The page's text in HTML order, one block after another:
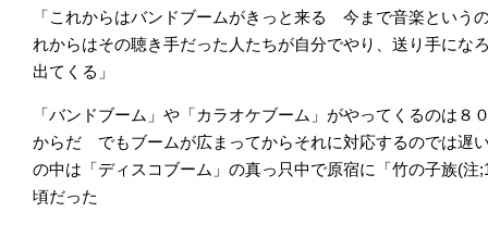
「これからはバンドブームがきっと来る 今まで音楽という
れからはその聴き手だった人たちが自分でやり、送り手にな
出てくる」
「バンドブーム」や「カラオケブーム」がやってくるのは８
からだ でもブームが広まってからそれに対応するのでは遅
の中は「ディスコブーム」の真っ只中で原宿に「竹の子族(注
頃だった